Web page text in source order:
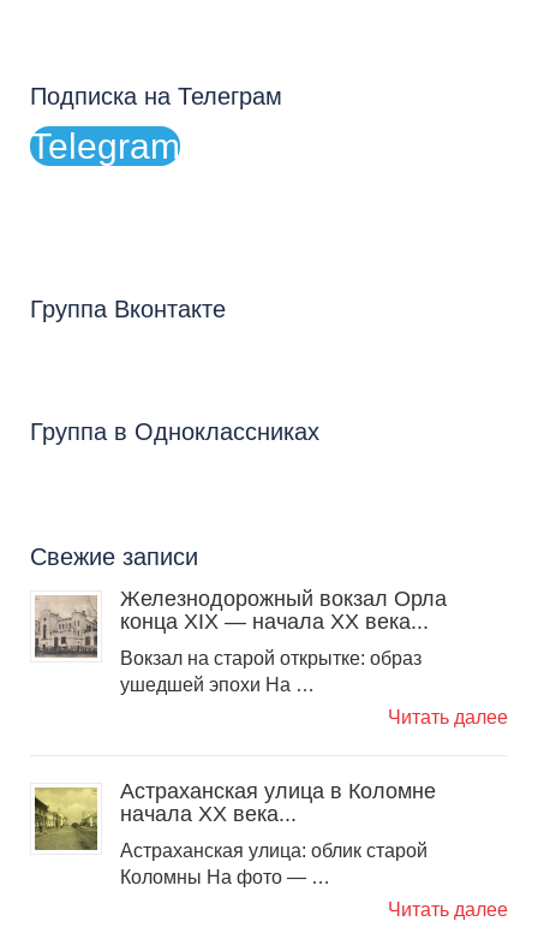
Подписка на Телеграм
Telegram
Группа Вконтакте
Группа в Одноклассниках
Свежие записи
Железнодорожный вокзал Орла
конца XIX — начала XX века...
Вокзал на старой открытке: образ
ушедшей эпохи На …
Читать далее
Астраханская улица в Коломне
начала XX века...
Астраханская улица: облик старой
Коломны На фото — …
Читать далее